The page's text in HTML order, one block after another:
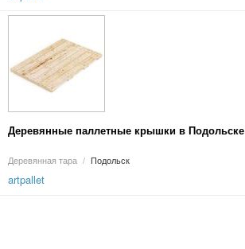
Деревянные паллетные крышки в Подольске
Деревянная тара / Подольск
artpallet